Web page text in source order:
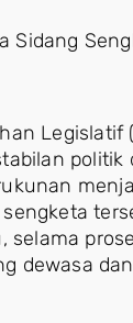
Sidang
Legislatif
selama
dewasa